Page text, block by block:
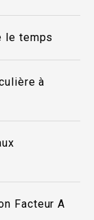
le temps
à
Facteur A